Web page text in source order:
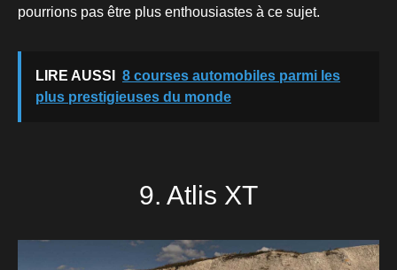
pourrions pas être plus enthousiastes à ce sujet.
LIRE AUSSI
8 courses automobiles parmi les
plus prestigieuses du monde
9. Atlis XT